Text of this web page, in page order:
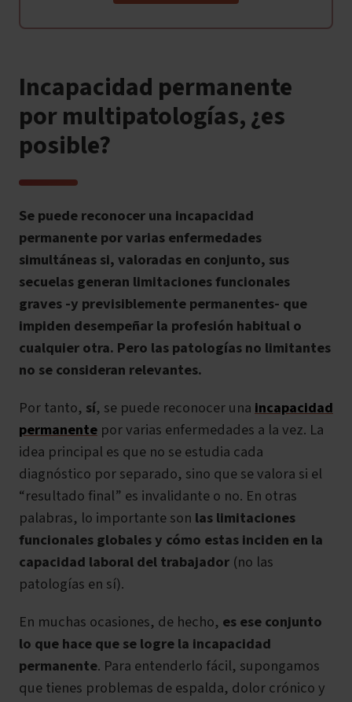
Incapacidad permanente
por multipatologías, ¿es
posible?
Se puede reconocer una incapacidad
permanente por varias enfermedades
simultáneas si, valoradas en conjunto, sus
secuelas generan limitaciones funcionales
graves -y previsiblemente permanentes- que
impiden desempeñar la profesión habitual o
cualquier otra. Pero las patologías no limitantes
no se consideran relevantes.
Por tanto, sí, se puede reconocer una incapacidad
permanente por varias enfermedades a la vez. La
idea principal es que no se estudia cada
diagnóstico por separado, sino que se valora si el
“resultado final” es invalidante o no. En otras
palabras, lo importante son las limitaciones
funcionales globales y cómo estas inciden en la
capacidad laboral del trabajador (no las
patologías en sí).
En muchas ocasiones, de hecho, es ese conjunto
lo que hace que se logre la incapacidad
permanente. Para entenderlo fácil, supongamos
que tienes problemas de espalda, dolor crónico y